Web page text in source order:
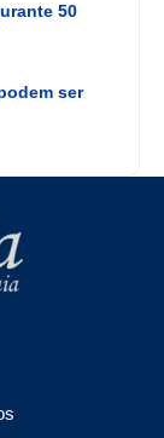
50
ser